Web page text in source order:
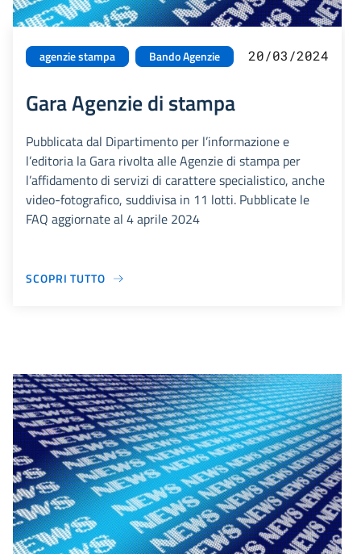
agenzie stampa Bando Agenzie 20/03/2024
Gara Agenzie di stampa
Pubblicata dal Dipartimento per l’informazione e
l’editoria la Gara rivolta alle Agenzie di stampa per
l’affidamento di servizi di carattere specialistico, anche
video-fotografico, suddivisa in 11 lotti. Pubblicate le
FAQ aggiornate al 4 aprile 2024
SCOPRI TUTTO